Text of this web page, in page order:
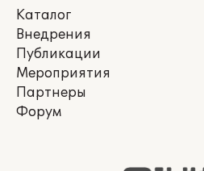
Каталог
Внедрения
Публикации
Мероприятия
Партнеры
Форум